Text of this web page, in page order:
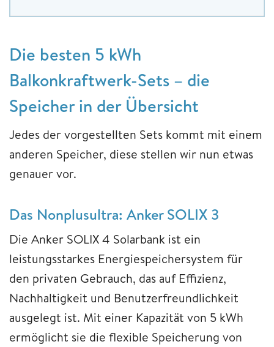
Die besten 5 kWh
Balkonkraftwerk-Sets – die
Speicher in der Übersicht
Jedes der vorgestellten Sets kommt mit einem
anderen Speicher, diese stellen wir nun etwas
genauer vor.
Das Nonplusultra: Anker SOLIX 3
Die Anker SOLIX 4 Solarbank ist ein
leistungsstarkes Energiespeichersystem für
den privaten Gebrauch, das auf Effizienz,
Nachhaltigkeit und Benutzerfreundlichkeit
ausgelegt ist. Mit einer Kapazität von 5 kWh
ermöglicht sie die flexible Speicherung von